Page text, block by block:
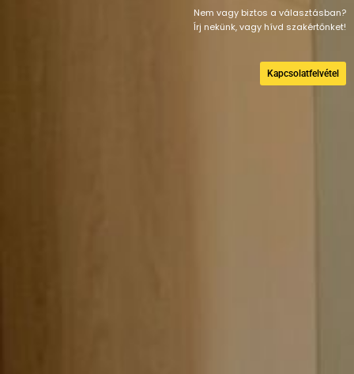
Nem vagy biztos a választásban?
Írj nekünk, vagy hívd szakértőnket!
Kapcsolatfelvétel